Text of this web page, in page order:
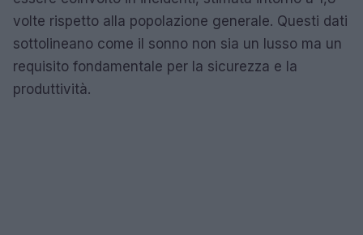
volte rispetto alla popolazione generale. Questi dati
sottolineano come il sonno non sia un lusso ma un
requisito fondamentale per la sicurezza e la
produttività.